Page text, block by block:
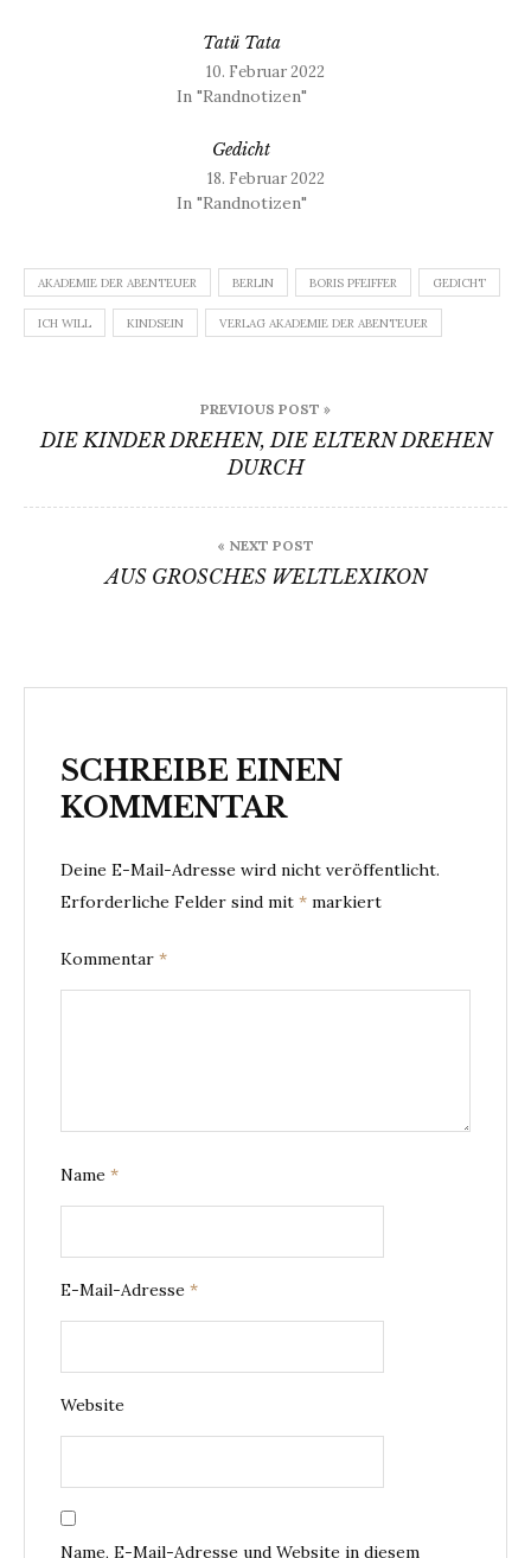
Tatü Tata
10. Februar 2022
In "Randnotizen"
Gedicht
18. Februar 2022
In "Randnotizen"
AKADEMIE DER ABENTEUER BERLIN BORIS PFEIFFER GEDICHT
ICH WILL KINDSEIN VERLAG AKADEMIE DER ABENTEUER
PREVIOUS POST »
DIE KINDER DREHEN, DIE ELTERN DREHEN
DURCH
« NEXT POST
AUS GROSCHES WELTLEXIKON
SCHREIBE EINEN
KOMMENTAR
Deine E-Mail-Adresse wird nicht veröffentlicht.
Erforderliche Felder sind mit * markiert
Kommentar *
Name *
E-Mail-Adresse *
Website
Name, E-Mail-Adresse und Website in diesem